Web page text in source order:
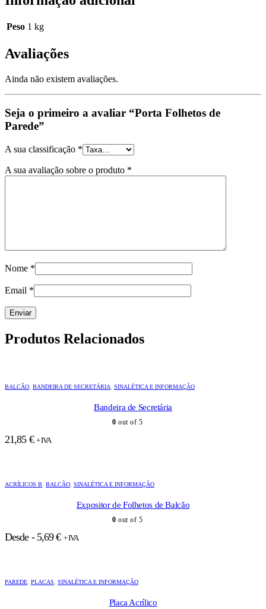
Peso 1 kg
Avaliações
Ainda não existem avaliações.
Seja o primeiro a avaliar “Porta Folhetos de
Parede”
A sua classificação *
A sua avaliação sobre o produto *
Nome *
Email *
Produtos Relacionados
BALCÃO BANDEIRA DE SECRETÁRIA SINALÉTICA E INFORMAÇÃO
Bandeira de Secretária
0 out of 5
21,85 € + IVA
ACRÍLICOS B BALCÃO SINALÉTICA E INFORMAÇÃO
Expositor de Folhetos de Balcão
0 out of 5
Desde - 5,69€ + IVA
PAREDE PLACAS SINALÉTICA E INFORMAÇÃO
Placa Acrílico